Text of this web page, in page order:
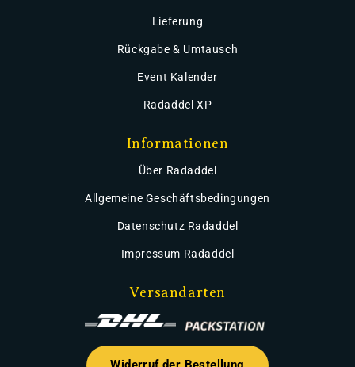
Lieferung
Rückgabe & Umtausch
Event Kalender
Radaddel XP
Informationen
Über Radaddel
Allgemeine Geschäftsbedingungen
Datenschutz Radaddel
Impressum Radaddel
Versandarten